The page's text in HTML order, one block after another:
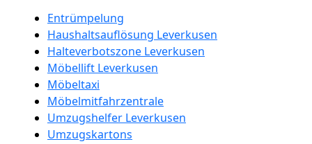
Entrümpelung
Haushaltsauflösung Leverkusen
Halteverbotszone Leverkusen
Möbellift Leverkusen
Möbeltaxi
Möbelmitfahrzentrale
Umzugshelfer Leverkusen
Umzugskartons